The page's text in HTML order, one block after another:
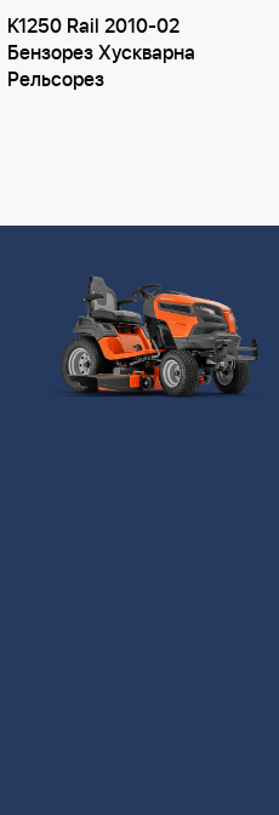
K1250 Rail 2010-02
Бензорез Хускварна
Рельсорез